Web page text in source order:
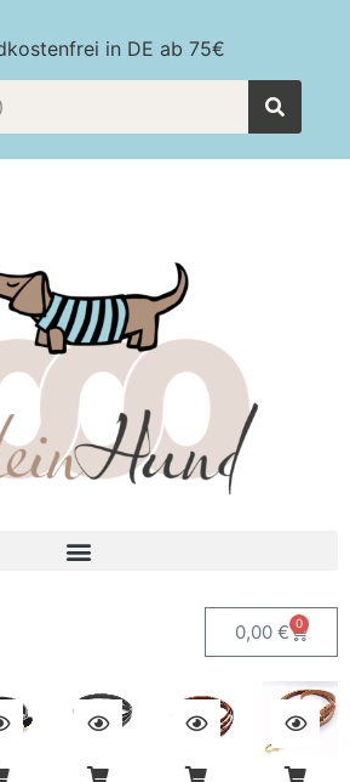
in DE ab 75€
0,00 € 0